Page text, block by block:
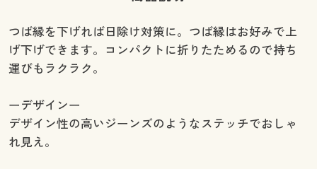
つば縁を下げれば日除け対策に。つば縁はお好みで上
げ下げできます。コンパクトに折りたためるので持ち
運びもラクラク。
ーデザインー
デザイン性の高いジーンズのようなステッチでおしゃ
れ見え。